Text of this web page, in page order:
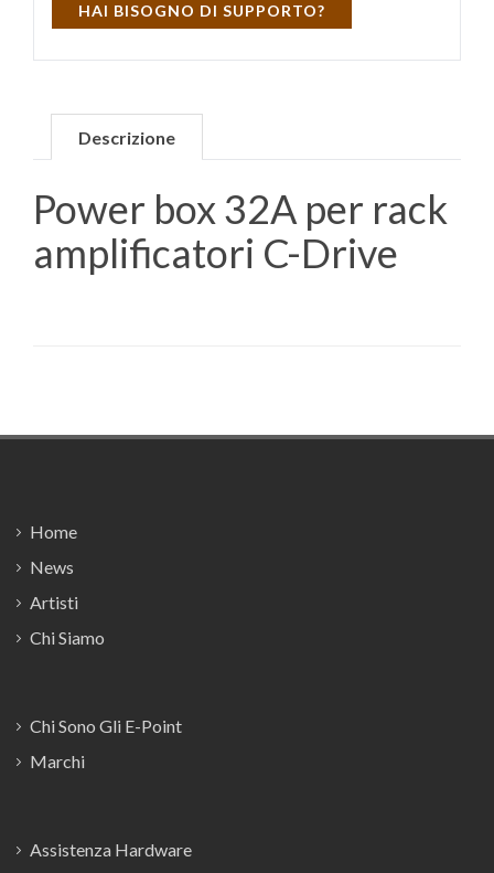
HAI BISOGNO DI SUPPORTO?
Descrizione
Power box 32A per rack
amplificatori C-Drive
Home
News
Artisti
Chi Siamo
Chi Sono Gli E-Point
Marchi
Assistenza Hardware